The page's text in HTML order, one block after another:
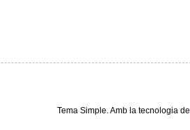
Tema Simple. Amb la tecnologia de